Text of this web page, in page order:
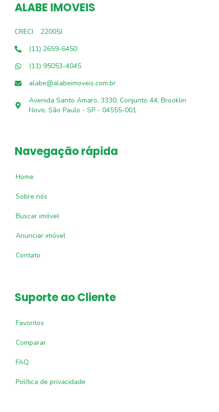
ALABE IMOVEIS
CRECI
22005J
(11) 2659-6450
(11) 95053-4045
alabe@alabeimoveis.com.br
Avenida Santo Amaro, 3330, Conjunto 44, Brooklin
Novo, São Paulo - SP - 04555-001
Navegação rápida
Home
Sobre nós
Buscar imóvel
Anunciar imóvel
Contato
Suporte ao Cliente
Favoritos
Comparar
FAQ
Política de privacidade